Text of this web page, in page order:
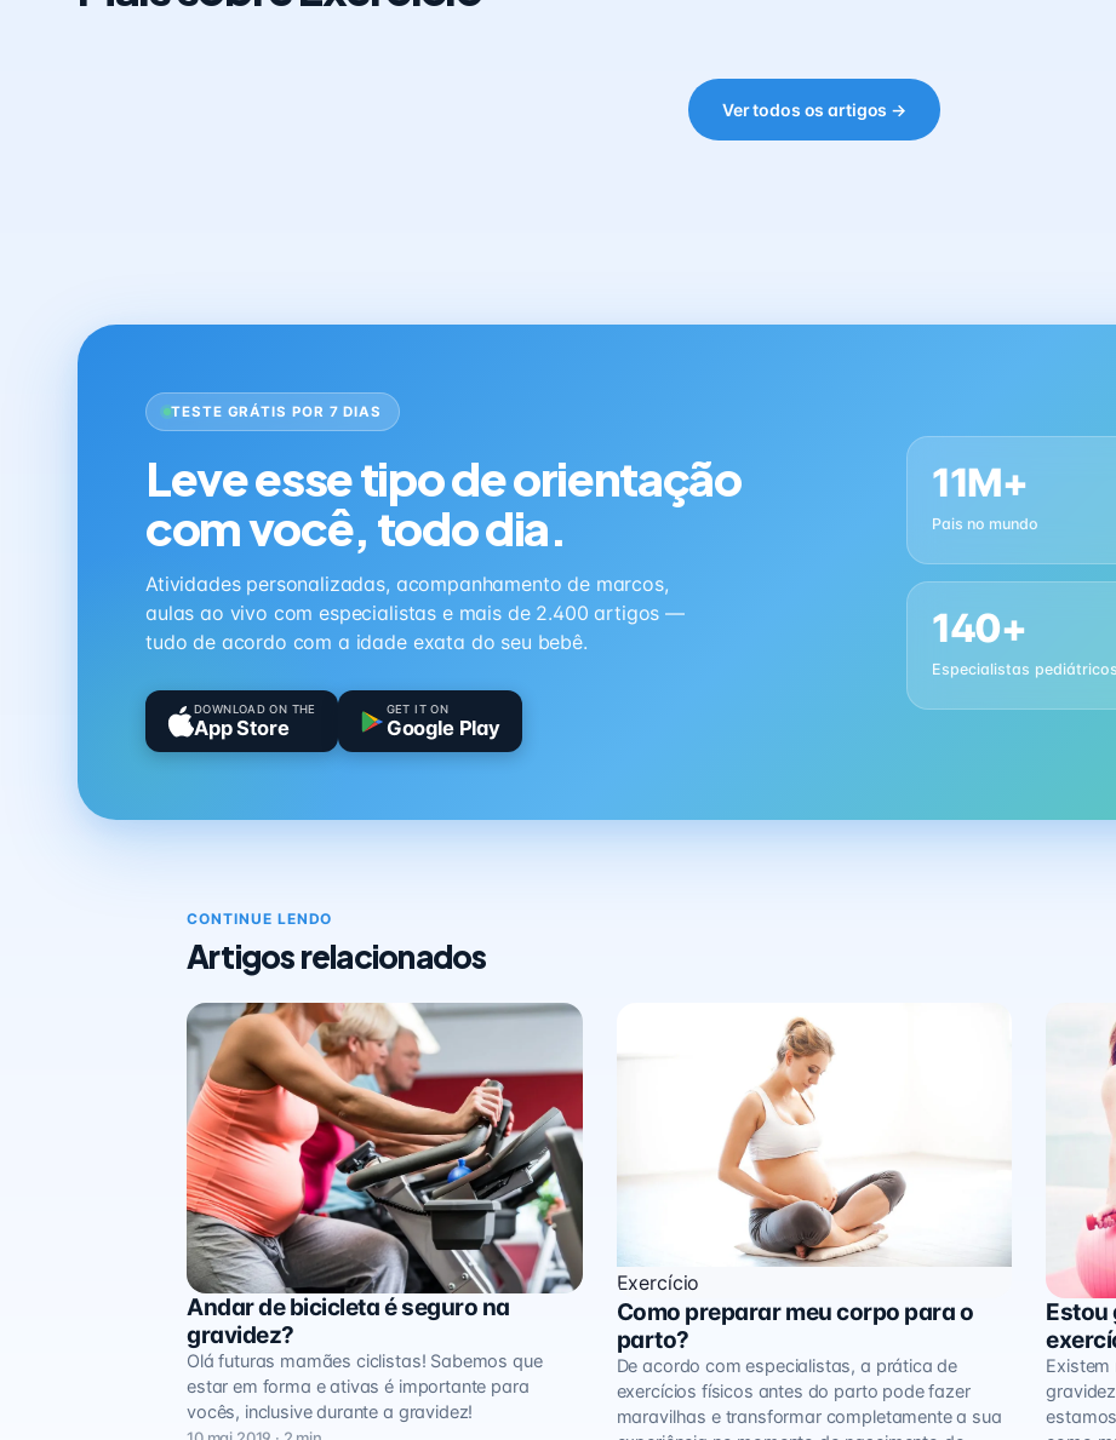
Ver todos os artigos →
TESTE GRÁTIS POR 7 DIAS
Leve esse tipo de orientação
com você, todo dia.
Atividades personalizadas, acompanhamento de marcos,
aulas ao vivo com especialistas e mais de 2.400 artigos —
tudo de acordo com a idade exata do seu bebê.
DOWNLOAD ON THE
App Store
GET IT ON
Google Play
11M+
Pais no mundo
140+
Especialistas pediátricos
CONTINUE LENDO
Artigos relacionados
Exercício
Andar de bicicleta é seguro na
gravidez?
Olá futuras mamães ciclistas! Sabemos que
estar em forma e ativas é importante para
vocês, inclusive durante a gravidez!
Exercício
Como preparar meu corpo para o
parto?
De acordo com especialistas, a prática de
exercícios físicos antes do parto pode fazer
maravilhas e transformar completamente a sua
Estou